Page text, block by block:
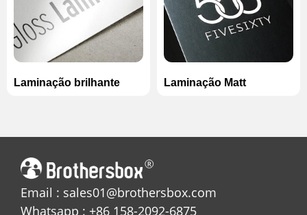
Laminação brilhante Laminação Matt
Email : sales01@brothersbox.com
Whatsapp : +86 158-2092-6875